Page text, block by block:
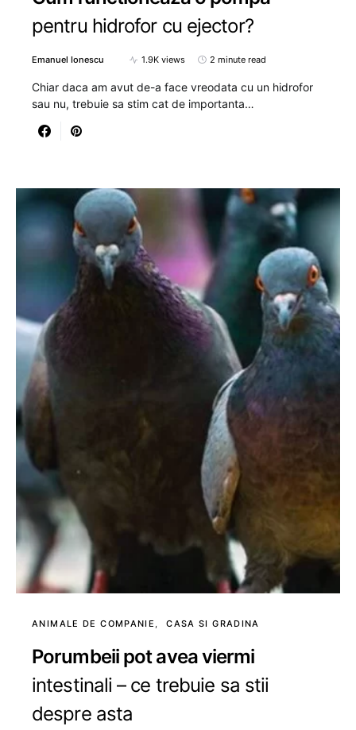
pentru hidrofor cu ejector?
Emanuel Ionescu 1.9K views 2 minute read
Chiar daca am avut de-a face vreodata cu un hidrofor
sau nu, trebuie sa stim cat de importanta…
ANIMALE DE COMPANIE CASA SI GRADINA
Porumbeii pot avea viermi
intestinali – ce trebuie sa stii
despre asta